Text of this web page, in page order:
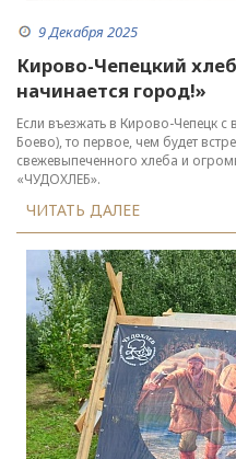
9 Декабря 2025
Кирово-Чепецкий
начинается город!»
Если въезжать в Кирово-Чепецк
Боево), то первое, чем будет
свежевыпеченного хлеба и
«ЧУДОХЛЕБ».
ЧИТАТЬ ДАЛЕЕ